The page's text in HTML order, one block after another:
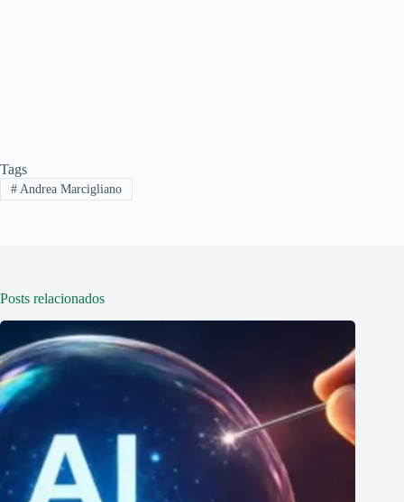
Tags
#Andrea Marcigliano
Posts relacionados